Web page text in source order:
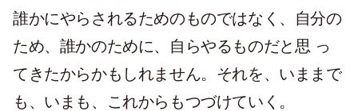
誰かにやらされるためのものではなく、自分の
ため、誰かのために、自らやるものだと思 っ
てきたからかもしれません。それを、いままで
も、いまも、これからもつづけていく。